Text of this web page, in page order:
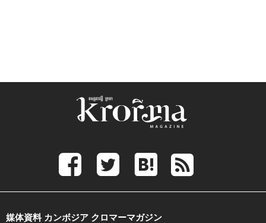
媒体資料 カンボジア クロマーマガジン